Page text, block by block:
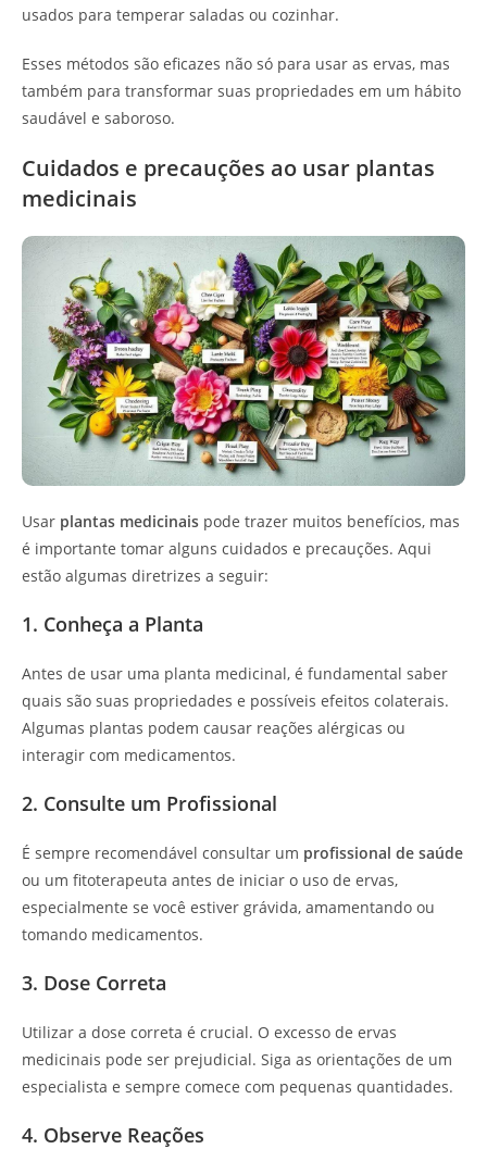
usados para temperar saladas ou cozinhar.
Esses métodos são eficazes não só para usar as ervas, mas
também para transformar suas propriedades em um hábito
saudável e saboroso.
Cuidados e precauções ao usar plantas
medicinais
Usar plantas medicinais pode trazer muitos benefícios, mas
é importante tomar alguns cuidados e precauções. Aqui
estão algumas diretrizes a seguir:
1. Conheça a Planta
Antes de usar uma planta medicinal, é fundamental saber
quais são suas propriedades e possíveis efeitos colaterais.
Algumas plantas podem causar reações alérgicas ou
interagir com medicamentos.
2. Consulte um Profissional
É sempre recomendável consultar um profissional de saúde
ou um fitoterapeuta antes de iniciar o uso de ervas,
especialmente se você estiver grávida, amamentando ou
tomando medicamentos.
3. Dose Correta
Utilizar a dose correta é crucial. O excesso de ervas
medicinais pode ser prejudicial. Siga as orientações de um
especialista e sempre comece com pequenas quantidades.
4. Observe Reações